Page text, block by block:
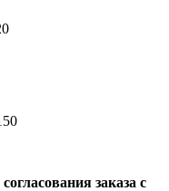
заказа с